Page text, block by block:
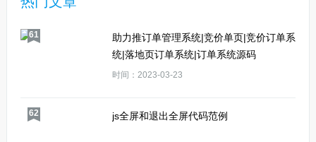
61
助力推订单管理系统|竞价单页|竞价订单系
统|落地页订单系统|订单系统源码
时间：2023-03-23
62 js全屏和退出全屏代码范例